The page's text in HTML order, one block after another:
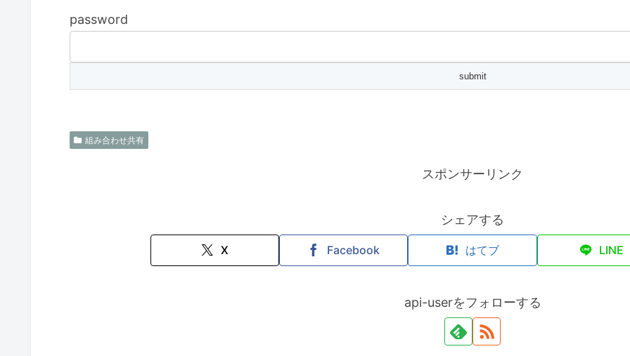
password
組み合わせ共有
スポンサーリンク
シェアする
X Facebook はてブ LINE
api-userをフォローする